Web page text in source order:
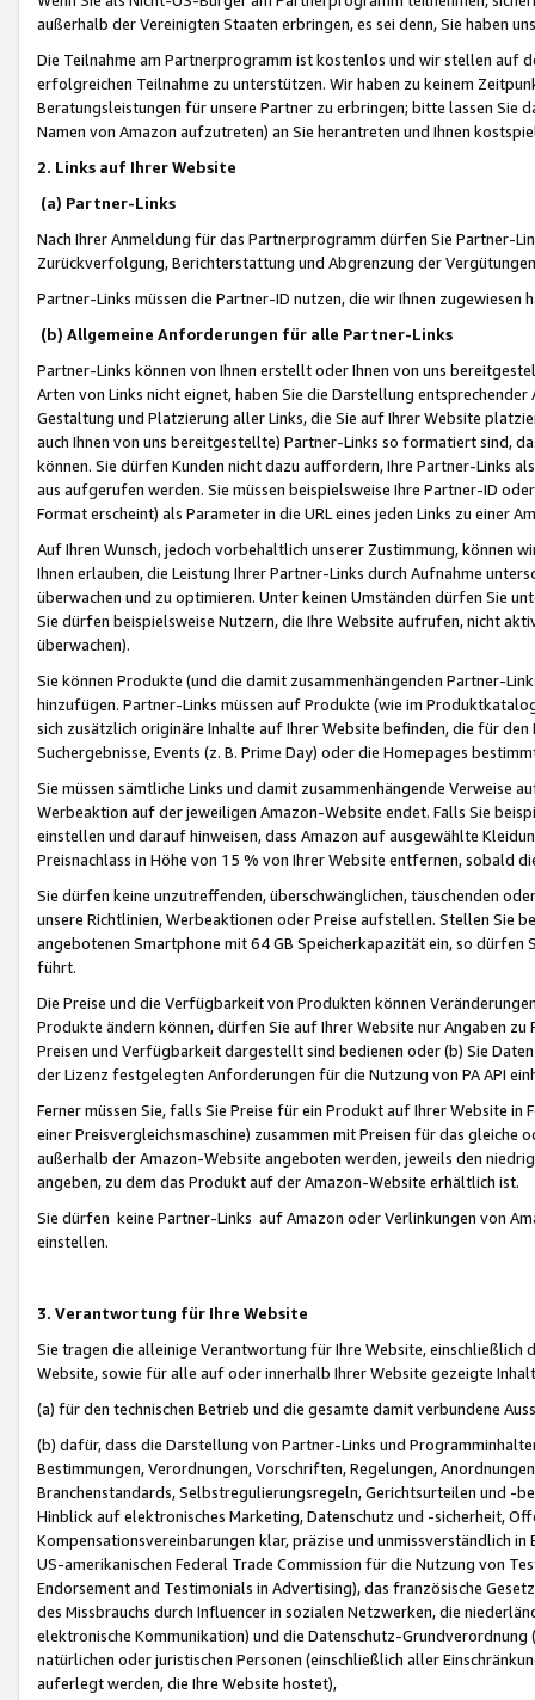
außerhalb der Vereinigten Staaten erbringen, es sei denn, Sie haben
Die Teilnahme am Partnerprogramm ist kostenlos und wir stellen auf
erfolgreichen Teilnahme zu unterstützen. Wir haben zu keinem
Beratungsleistungen für unsere Partner zu erbringen; bitte lassen Sie
Namen von Amazon aufzutreten) an Sie herantreten und Ihnen
2. Links auf Ihrer Website
(a) Partner-Links
Nach Ihrer Anmeldung für das Partnerprogramm dürfen Sie Partner-
Zurückverfolgung, Berichterstattung und Abgrenzung der
Partner-Links müssen die Partner-ID nutzen, die wir Ihnen zugewiesen
(b) Allgemeine Anforderungen für alle Partner-Links
Partner-Links können von Ihnen erstellt oder Ihnen von uns
Arten von Links nicht eignet, haben Sie die Darstellung
Gestaltung und Platzierung aller Links, die Sie auf Ihrer Website
auch Ihnen von uns bereitgestellte) Partner-Links so formatiert sind,
können. Sie dürfen Kunden nicht dazu auffordern, Ihre Partner-Links
aus aufgerufen werden. Sie müssen beispielsweise Ihre Partner-ID
Format erscheint) als Parameter in die URL eines jeden Links zu einer
Auf Ihren Wunsch, jedoch vorbehaltlich unserer Zustimmung, können
Ihnen erlauben, die Leistung Ihrer Partner-Links durch Aufnahme
überwachen und zu optimieren. Unter keinen Umständen dürfen Sie
Sie dürfen beispielsweise Nutzern, die Ihre Website aufrufen, nicht
überwachen).
Sie können Produkte (und die damit zusammenhängenden Partner-
hinzufügen. Partner-Links müssen auf Produkte (wie im
sich zusätzlich originäre Inhalte auf Ihrer Website befinden, die für
Suchergebnisse, Events (z. B. Prime Day) oder die Homepages
Sie müssen sämtliche Links und damit zusammenhängende
Werbeaktion auf der jeweiligen Amazon-Website endet. Falls Sie
einstellen und darauf hinweisen, dass Amazon auf ausgewählte
Preisnachlass in Höhe von 15 % von Ihrer Website entfernen, sobald
Sie dürfen keine unzutreffenden, überschwänglichen, täuschenden
unsere Richtlinien, Werbeaktionen oder Preise aufstellen. Stellen Sie
angebotenen Smartphone mit 64 GB Speicherkapazität ein, so dürfen
führt.
Die Preise und die Verfügbarkeit von Produkten können
Produkte ändern können, dürfen Sie auf Ihrer Website nur Angaben
Preisen und Verfügbarkeit dargestellt sind bedienen oder (b) Sie
der Lizenz festgelegten Anforderungen für die Nutzung von PA API
Ferner müssen Sie, falls Sie Preise für ein Produkt auf Ihrer Website
einer Preisvergleichsmaschine) zusammen mit Preisen für das
außerhalb der Amazon-Website angeboten werden, jeweils den
angeben, zu dem das Produkt auf der Amazon-Website erhältlich ist.
Sie dürfen keine Partner-Links auf Amazon oder Verlinkungen von
einstellen.
3. Verantwortung für Ihre Website
Sie tragen die alleinige Verantwortung für Ihre Website,
Website, sowie für alle auf oder innerhalb Ihrer Website gezeigte
(a) für den technischen Betrieb und die gesamte damit verbundene
(b) dafür, dass die Darstellung von Partner-Links und
Bestimmungen, Verordnungen, Vorschriften, Regelungen,
Branchenstandards, Selbstregulierungsregeln, Gerichtsurteilen und -
Hinblick auf elektronisches Marketing, Datenschutz und -sicherheit,
Kompensationsvereinbarungen klar, präzise und unmissverständlich
US-amerikanischen Federal Trade Commission für die Nutzung von
Endorsement and Testimonials in Advertising), das französische
des Missbrauchs durch Influencer in sozialen Netzwerken, die
elektronische Kommunikation) und die Datenschutz-
natürlichen oder juristischen Personen (einschließlich aller
auferlegt werden, die Ihre Website hostet),